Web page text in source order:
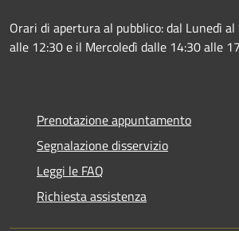
Orari di apertura al pubblico: dal Lunedì
alle 12:30 e il Mercoledì dalle 14:30 alle
Prenotazione appuntamento
Segnalazione disservizio
Leggi le FAQ
Richiesta assistenza